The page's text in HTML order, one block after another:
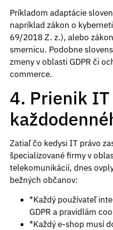
Príkladom adaptácie
napríklad zákon o
69/2018 Z. z.), alebo
smernicu. Podobne
zmeny v oblasti GDPR či
commerce.
4. Prienik
Zatiaľ čo kedysi IT právo
špecializované firmy v
telekomunikácií, dnes
bežných občanov:
*Každý používateľ
GDPR a pravidlám
*Každý e-shop musí